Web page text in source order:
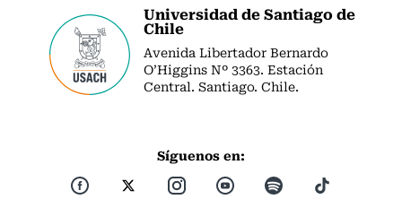
Universidad de Santiago de
Chile
Avenida Libertador Bernardo
O’Higgins Nº 3363. Estación
Central. Santiago. Chile.
Síguenos en: